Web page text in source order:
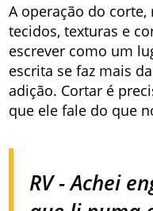
A operação do
tecidos, texturas e
escrever como um
escrita se faz mais
adição. Cortar é
que ele fale do que
RV - Achei